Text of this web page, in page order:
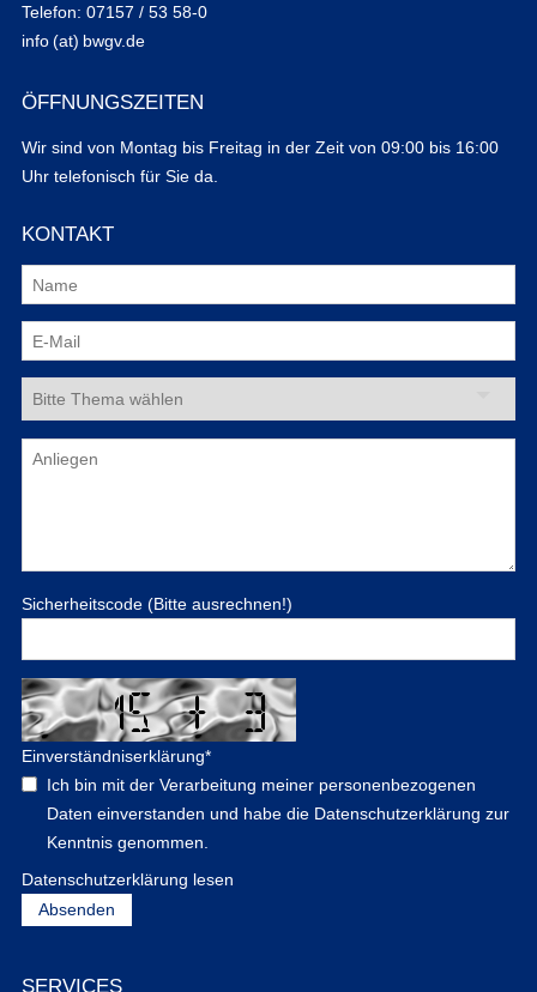
Telefon: 07157 / 53 58-0
info (at) bwgv.de
ÖFFNUNGSZEITEN
Wir sind von Montag bis Freitag in der Zeit von 09:00 bis 16:00
Uhr telefonisch für Sie da.
KONTAKT
Sicherheitscode (Bitte ausrechnen!)
Einverständniserklärung*
Ich bin mit der Verarbeitung meiner personenbezogenen
Daten einverstanden und habe die Datenschutzerklärung zur
Kenntnis genommen.
Datenschutzerklärung lesen
SERVICES